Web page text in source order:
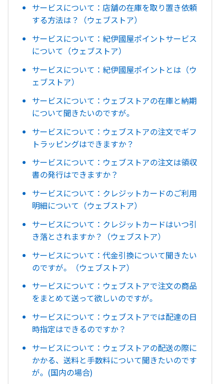
サービスについて：店舗の在庫を取り置き依頼
する方法は？（ウェブストア）
サービスについて：紀伊國屋ポイントサービス
について（ウェブストア）
サービスについて：紀伊國屋ポイントとは（ウ
ェブストア）
サービスについて：ウェブストアの在庫と納期
について聞きたいのですが。
サービスについて：ウェブストアの注文でギフ
トラッピングはできますか？
サービスについて：ウェブストアの注文は領収
書の発行はできますか？
サービスについて：クレジットカードのご利用
明細について（ウェブストア）
サービスについて：クレジットカードはいつ引
き落とされますか？（ウェブストア）
サービスについて：代金引換について聞きたい
のですが。（ウェブストア）
サービスについて：ウェブストアで注文の商品
をまとめて送って欲しいのですが。
サービスについて：ウェブストアでは配達の日
時指定はできるのですか？
サービスについて：ウェブストアの配送の際に
かかる、送料と手数料について聞きたいのです
が。(国内の場合)